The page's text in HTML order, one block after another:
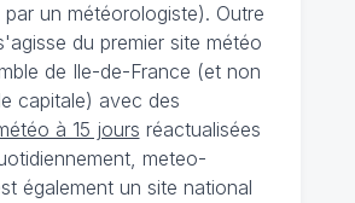
par un météorologiste). Outre
du premier site météo
de Ile-de-France (et non
capitale) avec des
à 15 jours réactualisées
meteo-
également un site national